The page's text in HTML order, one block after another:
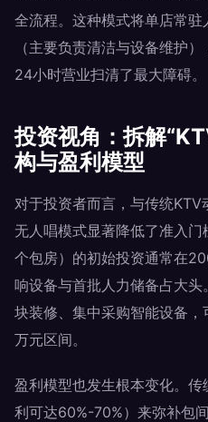
全流程。这种模式将单店常
（主要负责清洁与设备维护
24小时营业扫清了最大障碍。
投资视角：拆解
构与盈利模型
对于投资者而言，与传统KTV
无人唱模式显著降低了准入
个包房）的初始投资通常在
响设备与首批人力储备占大
块装修、集中采购智能设备
万元区间。
盈利模型也发生根本变化。
利可达60%-70%）来弥补包